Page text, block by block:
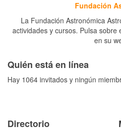
Fundación
La Fundación Astronómica
actividades y cursos. Pulsa sobre
en su
Quién está en línea
Hay 1064 invitados y ningún
Directorio